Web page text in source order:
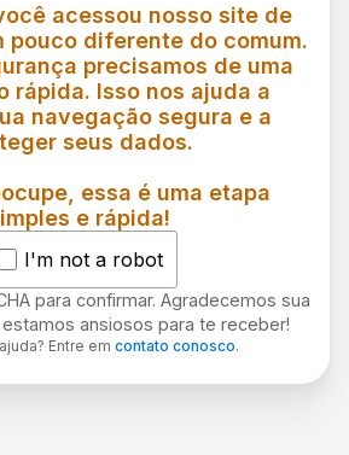
acessou nosso site de
pouco diferente do comum.
precisamos de uma
rápida. Isso nos ajuda a
navegação segura e a
seus dados.
essa é uma etapa
e rápida!
I'm not a robot
para confirmar. Agradecemos sua
ansiosos para te receber!
Entre em contato conosco.